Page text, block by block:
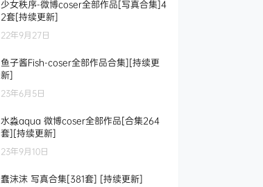
少女秩序-微博coser全部作品[写真合集]4
2套[持续更新]
22年9月27日
鱼子酱Fish-coser全部作品合集][持续更
新]
23年6月5日
水淼aqua 微博coser全部作品[合集264
套][持续更新]
23年9月10日
蠢沫沫 写真合集[381套] [持续更新]